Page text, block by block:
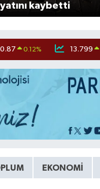
kaybetti
0.12% 13.799
EKONOMI